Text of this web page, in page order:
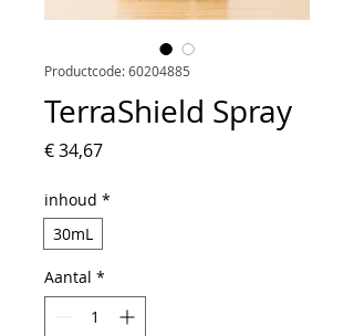
Productcode: 60204885
TerraShield Spray
€ 34,67Prijs
inhoud *
30mL
Aantal *